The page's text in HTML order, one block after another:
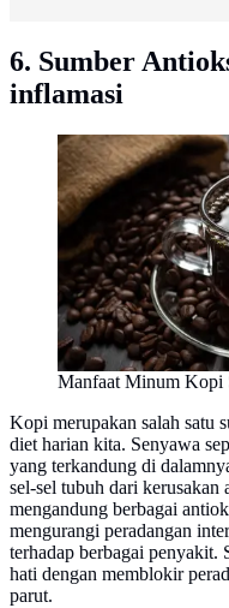
6. Sumber
inflamasi
Manfaat Minum Kopi
Kopi merupakan salah satu
diet harian kita. Senyawa
yang terkandung di
sel-sel tubuh dari
mengandung berbagai
mengurangi peradangan
terhadap berbagai penyakit.
hati dengan memblokir
parut.